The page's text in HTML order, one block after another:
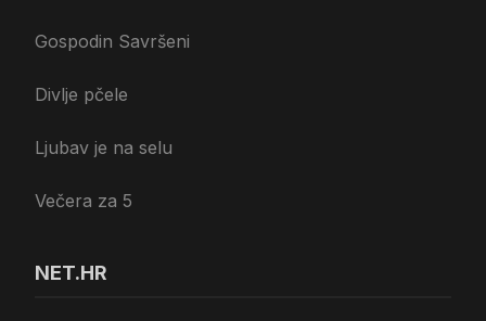
Gospodin Savršeni
Divlje pčele
Ljubav je na selu
Večera za 5
NET.HR